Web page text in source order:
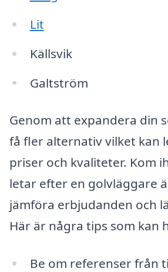
Lit
Källsvik
Galtström
Genom att expandera din
få fler alternativ vilket kan
priser och kvaliteter. Kom
letar efter en golvläggare
jämföra erbjudanden och
Här är några tips som kan
Be om referenser från